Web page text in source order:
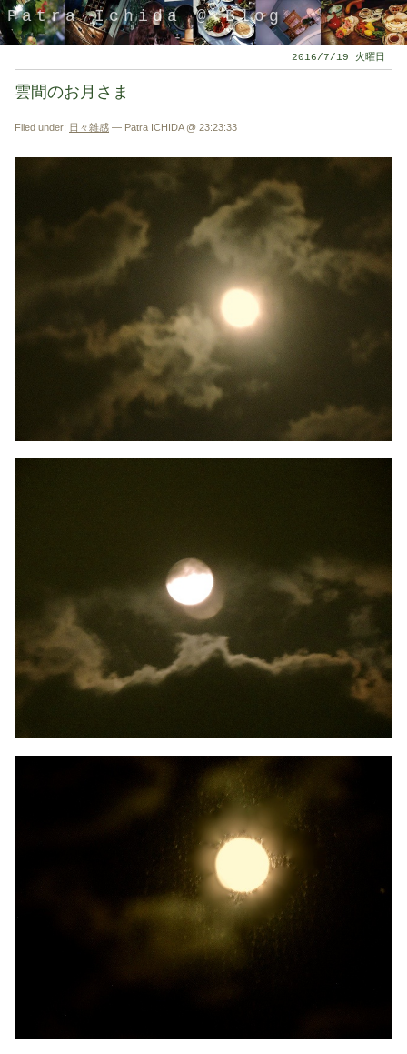
Patra Ichida @ Blog
引退したスタイリストの隠居ブログ
2016/7/19 火曜日
雲間のお月さま
Filed under: 日々雑感 — Patra ICHIDA @ 23:23:33